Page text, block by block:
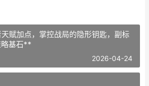
赋加点，掌控战局的隐形钥匙，副标
略基石**
2026-04-24